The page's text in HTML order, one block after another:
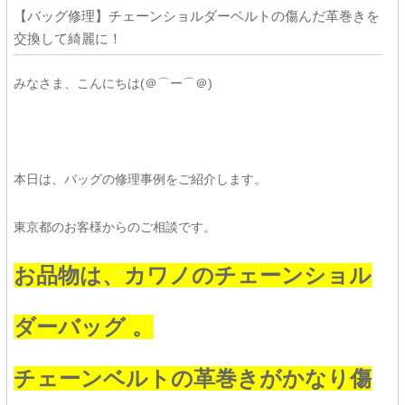
【バッグ修理】チェーンショルダーベルトの傷んだ革巻きを
交換して綺麗に！
みなさま、こんにちは(＠⌒ー⌒＠)
本日は、バッグの修理事例をご紹介します。
東京都のお客様からのご相談です。
お品物は、カワノのチェーンショル
ダーバッグ 。
チェーンベルトの革巻きがかなり傷